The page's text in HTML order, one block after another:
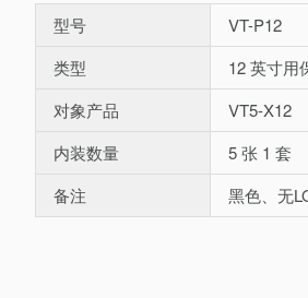
型号
VT-P12
类型
12 英寸用
对象产品
VT5-X12
内装数量
5 张 1 套
备注
黑色、无